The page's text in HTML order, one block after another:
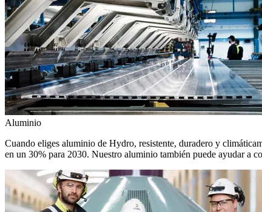
Aluminio
Cuando eliges aluminio de Hydro, resistente, duradero y
en un 30% para 2030. Nuestro aluminio también puede ayudar a